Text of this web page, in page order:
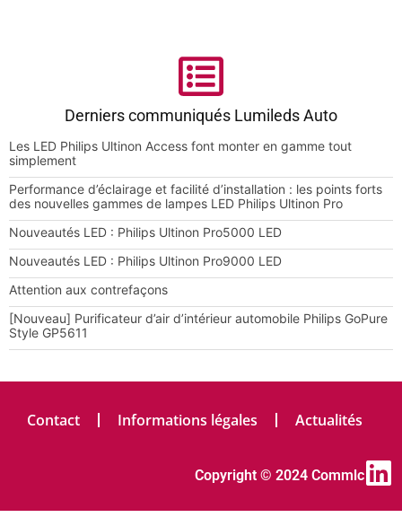
Derniers communiqués Lumileds Auto
Les LED Philips Ultinon Access font monter en gamme tout
simplement
Performance d’éclairage et facilité d’installation : les points forts
des nouvelles gammes de lampes LED Philips Ultinon Pro
Nouveautés LED : Philips Ultinon Pro5000 LED
Nouveautés LED : Philips Ultinon Pro9000 LED
Attention aux contrefaçons
[Nouveau] Purificateur d’air d’intérieur automobile Philips GoPure
Style GP5611
Contact Informations légales Actualités
Copyright © 2024 Commlc